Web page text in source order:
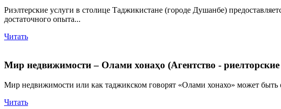
Риэлтерские услуги в столице Таджикистане (городе Душанбе)
достаточного опыта...
Читать
Мир недвижимости – Олами хонаҳо (Агентство -
Мир недвижимости или как таджикском говорят «Олами хонахо» может быть
Читать